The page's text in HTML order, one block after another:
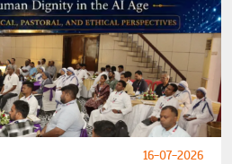
16-07-2026